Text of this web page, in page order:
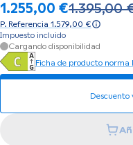
1.255,00 €Precio
1.395,00
P. Referencia 1.579,00 €
Impuesto incluido
Cargando disponibilidad
Ficha de producto norma